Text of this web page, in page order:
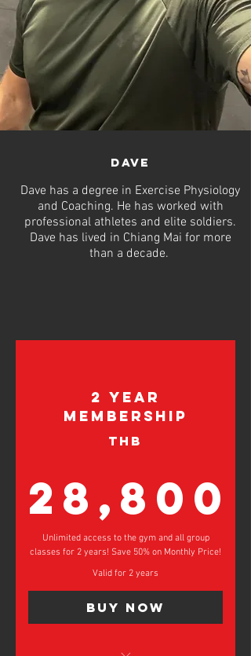
Dave
Dave has a degree in Exercise Physiology
and Coaching. He has worked with
professional athletes and elite soldiers.
Dave has lived in Chiang Mai for more
than a decade.
2 Year
Membership
THB
28,800
Unlimited access to the gym and all group
classes for 2 years! Save 50% on Monthly Price!
Valid for 2 years
Buy Now